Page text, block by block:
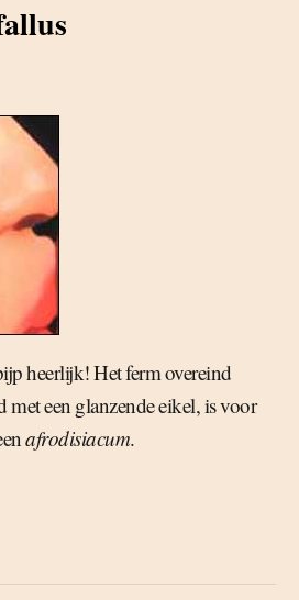
heerlijk! Het ferm overeind
met een glanzende eikel, is voor
afrodisiacum.